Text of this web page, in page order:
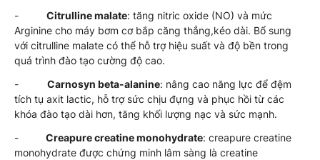
-
Citrulline malate: tăng nitric oxide (NO) và mức
Arginine cho máy bơm cơ bắp căng thẳng,kéo dài. Bổ sung
với citrulline malate có thể hỗ trợ hiệu suất và độ bền trong
quá trình đào tạo cường độ cao.
- Carnosyn beta-alanine: nâng cao năng lực để đệm
tích tụ axit lactic, hỗ trợ sức chịu đựng và phục hồi từ các
khóa đào tạo dài hơn, tăng khối lượng nạc và sức mạnh.
-
Creapure creatine monohydrate: creapure creatine
monohydrate được chứng minh lâm sàng là creatine